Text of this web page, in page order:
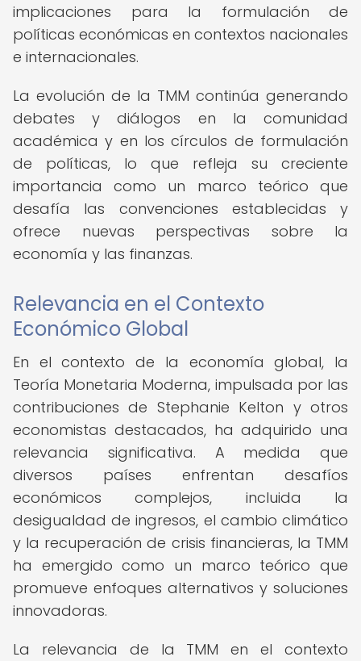
implicaciones para la formulación de
políticas económicas en contextos nacionales
e internacionales.
La evolución de la TMM continúa generando
debates y diálogos en la comunidad
académica y en los círculos de formulación
de políticas, lo que refleja su creciente
importancia como un marco teórico que
desafía las convenciones establecidas y
ofrece nuevas perspectivas sobre la
economía y las finanzas.
Relevancia en el Contexto
Económico Global
En el contexto de la economía global, la
Teoría Monetaria Moderna, impulsada por las
contribuciones de Stephanie Kelton y otros
economistas destacados, ha adquirido una
relevancia significativa. A medida que
diversos países enfrentan desafíos
económicos complejos, incluida la
desigualdad de ingresos, el cambio climático
y la recuperación de crisis financieras, la TMM
ha emergido como un marco teórico que
promueve enfoques alternativos y soluciones
innovadoras.
La relevancia de la TMM en el contexto